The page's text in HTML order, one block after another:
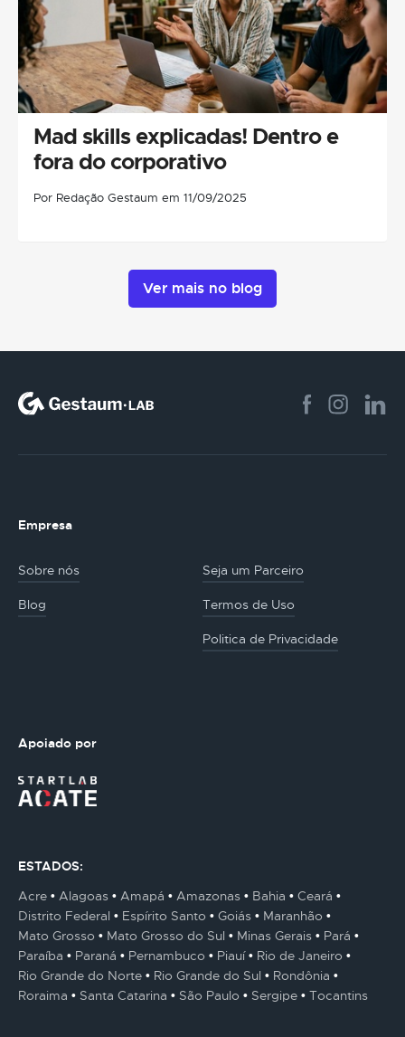
Mad skills explicadas! Dentro e
fora do corporativo
Por Redação Gestaum em 11/09/2025
Ver mais no blog
Empresa
Sobre nós Seja um Parceiro
Blog Termos de Uso
Politica de Privacidade
Apoiado por
ESTADOS:
Acre
Alagoas Amapá Amazonas Bahia
Ceará
Distrito Federal
Espírito Santo Goiás
Maranhão
Mato Grosso
Mato Grosso do Sul Minas Gerais
Pará
Paraíba
Paraná Pernambuco Piauí
Rio de Janeiro
Rio Grande do Norte
Rio Grande do Sul
Rondônia
Roraima
Santa Catarina São Paulo Sergipe Tocantins